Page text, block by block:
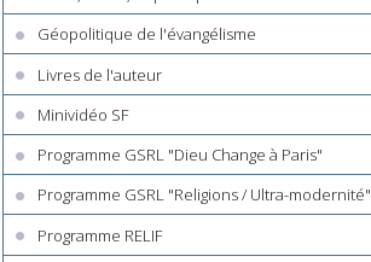
Géopolitique de l'évangélisme
Livres de l'auteur
Minividéo SF
Programme GSRL "Dieu Change à Paris"
Programme GSRL "Religions / Ultra-modernité"
Programme RELIF